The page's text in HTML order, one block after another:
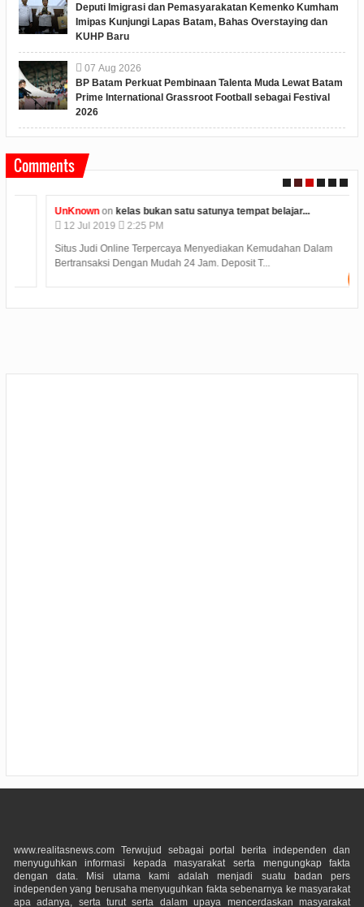
Deputi Imigrasi dan Pemasyarakatan Kemenko Kumham
Imipas Kunjungi Lapas Batam, Bahas Overstaying dan
KUHP Baru
07 Aug 2026
BP Batam Perkuat Pembinaan Talenta Muda Lewat Batam
Prime International Grassroot Football sebagai Festival
2026
Comments
UnKnownonkelas bukan satu satunya tempat belajar...
Jul 2019
2:25 PM
Situs Judi Online Terpercaya Menyediakan Kemudahan Dalam
Bertransaksi Dengan Mudah 24 Jam. Deposit T...
www.realitasnews.com Terwujud sebagai portal berita independen dan
menyuguhkan informasi kepada masyarakat serta mengungkap fakta
dengan data. Misi utama kami adalah menjadi suatu badan pers
independen yang berusaha menyuguhkan fakta sebenarnya ke masyarakat
apa adanya, serta turut serta dalam upaya mencerdaskan masyarakat